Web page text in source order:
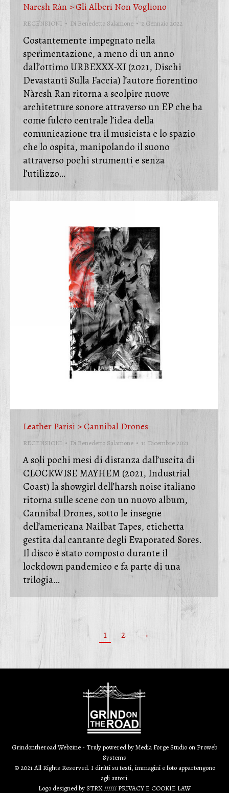
Naresh Ràn > Gli Alberi Non Vogliono
RECENSIONI Di Benedetto Salamone 2 Gennaio 2022
Costantemente impegnato nella
sperimentazione, a meno di un anno
dall’ottimo URBEXXX-XI (2021, Dischi
Devastanti Sulla Faccia) l’autore fiorentino
Nàresh Ran ritorna a scolpire nuove
architetture sonore attraverso un EP che ha
come fulcro centrale l’idea della
comunicazione tra il musicista e lo spazio
che lo ospita, manipolando il suono
attraverso pochi strumenti e senza
l’utilizzo…
Leather Parisi > Cannibal Drones
RECENSIONI Di Benedetto Salamone 11 Dicembre 2021
A soli pochi mesi di distanza dall’uscita di
CLOCKWISE MAYHEM (2021, Industrial
Coast) la showgirl dell’harsh noise italiano
ritorna sulle scene con un nuovo album,
Cannibal Drones, sotto le insegne
dell’americana Nailbat Tapes, etichetta
gestita dal cantante degli Evaporated Sores.
Il disco è stato composto durante il
lockdown pandemico e fa parte di una
trilogia…
1 2 →
Grindontheroad Webzine - Truly powered byMedia Forge Studio on Proweb
Systems
© 2021 All Rights Reserved. I diritti su testi, immagini e foto appartengono
agli autori.
Logo designed bySTRX////// PRIVACY E COOKIE LAW